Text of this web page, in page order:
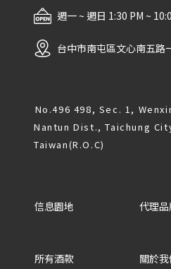
週一 ~ 週日 1:30 PM ~
信息園地
所有酒款
代理品
關於
台中市南屯區文心南五路
No.496 498, Sec. 1,
Nantun Dist., Taichung
Taiwan(R.O.C)